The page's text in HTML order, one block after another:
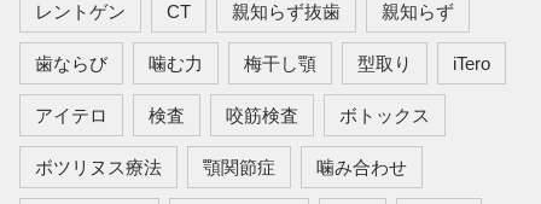
レントゲン CT 親知らず抜歯 親知らず
歯ならび 噛む力 梅干し顎 型取り iTero
アイテロ 検査 咬筋検査 ボトックス
ボツリヌス療法 顎関節症 噛み合わせ